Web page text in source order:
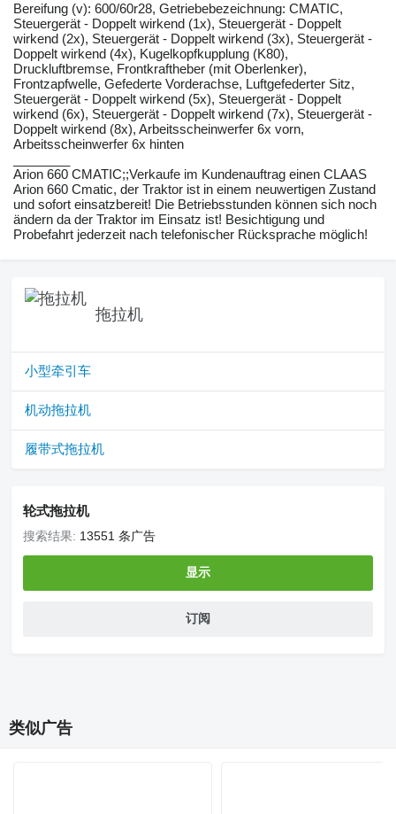
Bereifung (v): 600/60r28, Getriebebezeichnung: CMATIC,
Steuergerät - Doppelt wirkend (1x), Steuergerät - Doppelt
wirkend (2x), Steuergerät - Doppelt wirkend (3x), Steuergerät -
Doppelt wirkend (4x), Kugelkopfkupplung (K80),
Druckluftbremse, Frontkraftheber (mit Oberlenker),
Frontzapfwelle, Gefederte Vorderachse, Luftgefederter Sitz,
Steuergerät - Doppelt wirkend (5x), Steuergerät - Doppelt
wirkend (6x), Steuergerät - Doppelt wirkend (7x), Steuergerät -
Doppelt wirkend (8x), Arbeitsscheinwerfer 6x vorn,
Arbeitsscheinwerfer 6x hinten
Arion 660 CMATIC;;Verkaufe im Kundenauftrag einen CLAAS
Arion 660 Cmatic, der Traktor ist in einem neuwertigen Zustand
und sofort einsatzbereit! Die Betriebsstunden können sich noch
ändern da der Traktor im Einsatz ist! Besichtigung und
Probefahrt jederzeit nach telefonischer Rücksprache möglich!
拖拉机
小型牵引车
机动拖拉机
履带式拖拉机
轮式拖拉机
搜索结果: 13551 条广告
显示
订阅
类似广告